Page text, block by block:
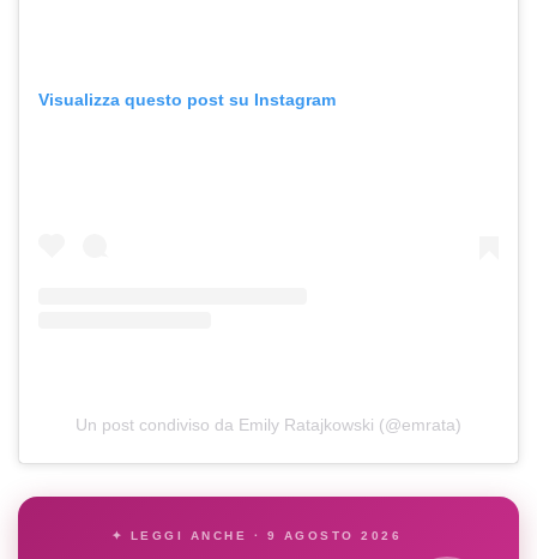
Visualizza questo post su Instagram
Un post condiviso da Emily Ratajkowski (@emrata)
✦ LEGGI ANCHE · 9 AGOSTO 2026